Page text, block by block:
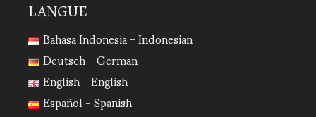
LANGUE
Bahasa Indonesia - Indonesian
Deutsch - German
English - English
Español - Spanish